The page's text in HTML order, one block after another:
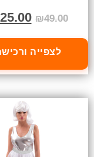
₪49.00
25.00
לצפייה